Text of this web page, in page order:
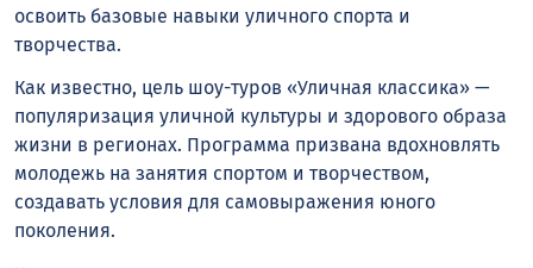
освоить базовые навыки уличного спорта и
творчества.
Как известно, цель шоу-туров «Уличная классика» —
популяризация уличной культуры и здорового образа
жизни в регионах. Программа призвана вдохновлять
молодежь на занятия спортом и творчеством,
создавать условия для самовыражения юного
поколения.